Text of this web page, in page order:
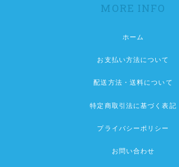
MORE INFO
ホーム
お支払い方法について
配送方法・送料について
特定商取引法に基づく表記
プライバシーポリシー
お問い合わせ